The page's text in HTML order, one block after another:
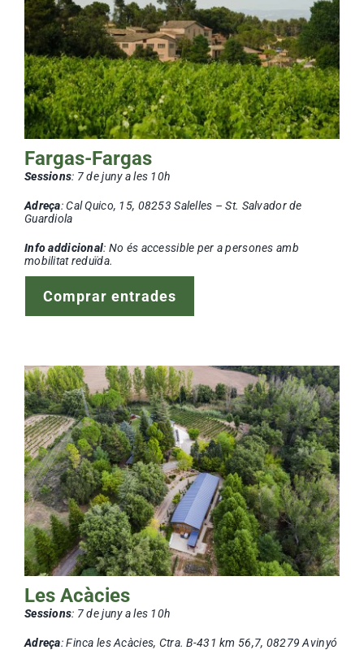
Fargas-Fargas
Sessions: 7de juny a les 10h
Adreça: Cal Quico, 15, 08253 Salelles – St. Salvador de
Guardiola
Info addicional: No és accessible per a persones amb
mobilitat reduïda.
Comprar entrades
Les Acàcies
Sessions: 7 de juny a les 10h
Adreça: Finca les Acàcies, Ctra. B-431 km 56,7, 08279 Avinyó